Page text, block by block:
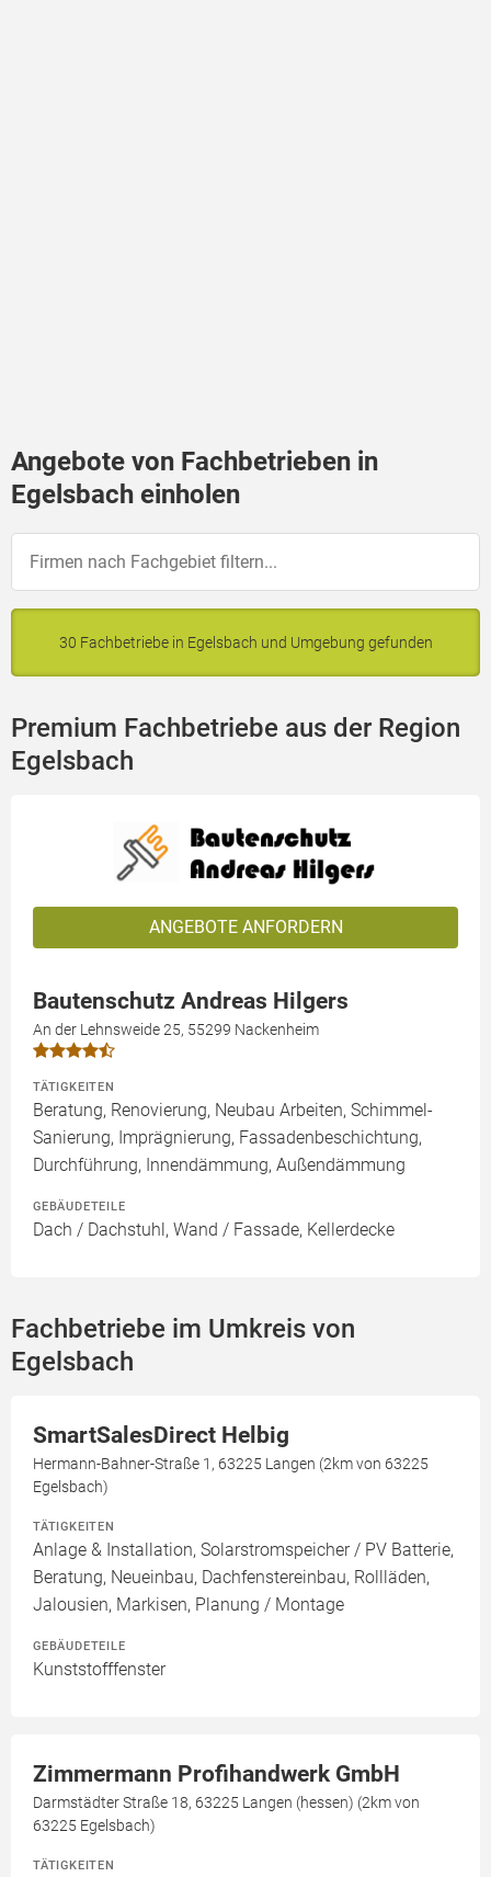
Angebote von Fachbetrieben in
Egelsbach einholen
30 Fachbetriebe in Egelsbach und Umgebung gefunden
Premium Fachbetriebe aus der Region
Egelsbach
ANGEBOTE ANFORDERN
Bautenschutz Andreas Hilgers
An der Lehnsweide 25, 55299 Nackenheim
TÄTIGKEITEN
Beratung, Renovierung, Neubau Arbeiten, Schimmel-
Sanierung, Imprägnierung, Fassadenbeschichtung,
Durchführung, Innendämmung, Außendämmung
GEBÄUDETEILE
Dach / Dachstuhl, Wand / Fassade, Kellerdecke
Fachbetriebe im Umkreis von
Egelsbach
SmartSalesDirect Helbig
Hermann-Bahner-Straße 1, 63225 Langen (2km von 63225
Egelsbach)
TÄTIGKEITEN
Anlage & Installation, Solarstromspeicher / PV Batterie,
Beratung, Neueinbau, Dachfenstereinbau, Rollläden,
Jalousien, Markisen, Planung / Montage
GEBÄUDETEILE
Kunststofffenster
Zimmermann Profihandwerk GmbH
Darmstädter Straße 18, 63225 Langen (hessen) (2km von
63225 Egelsbach)
TÄTIGKEITEN